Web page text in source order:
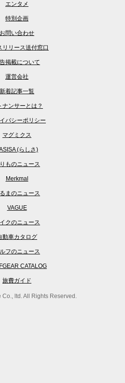
エンタメ
特別企画
お問い合わせ
リリース送付窓口
掲載について
運営会社
新着記事一覧
ナンサーとは？
バシーポリシー
マグミクス
(らしさ)
ものニュース
Merkmal
まのニュース
VAGUE
クのニュース
動車カタログ
フのニュース
CATALOG
旅費ガイド
ltd. All Rights Reserved.